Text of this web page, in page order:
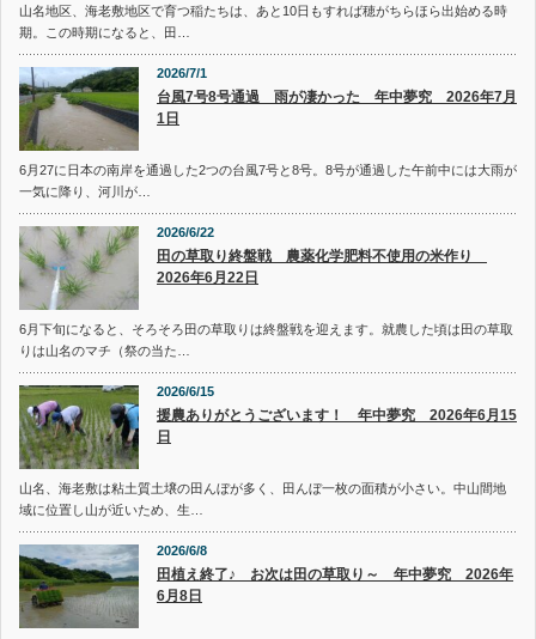
山名地区、海老敷地区で育つ稲たちは、あと10日もすれば穂がちらほら出始める時
期。この時期になると、田…
2026/7/1
台風7号8号通過 雨が凄かった 年中夢究 2026年7月
1日
6月27に日本の南岸を通過した2つの台風7号と8号。8号が通過した午前中には大雨が
一気に降り、河川が…
2026/6/22
田の草取り終盤戦 農薬化学肥料不使用の米作り
2026年6月22日
6月下旬になると、そろそろ田の草取りは終盤戦を迎えます。就農した頃は田の草取
りは山名のマチ（祭の当た…
2026/6/15
援農ありがとうございます！ 年中夢究 2026年6月15
日
山名、海老敷は粘土質土壌の田んぼが多く、田んぼ一枚の面積が小さい。中山間地
域に位置し山が近いため、生…
2026/6/8
田植え終了♪ お次は田の草取り～ 年中夢究 2026年
6月8日